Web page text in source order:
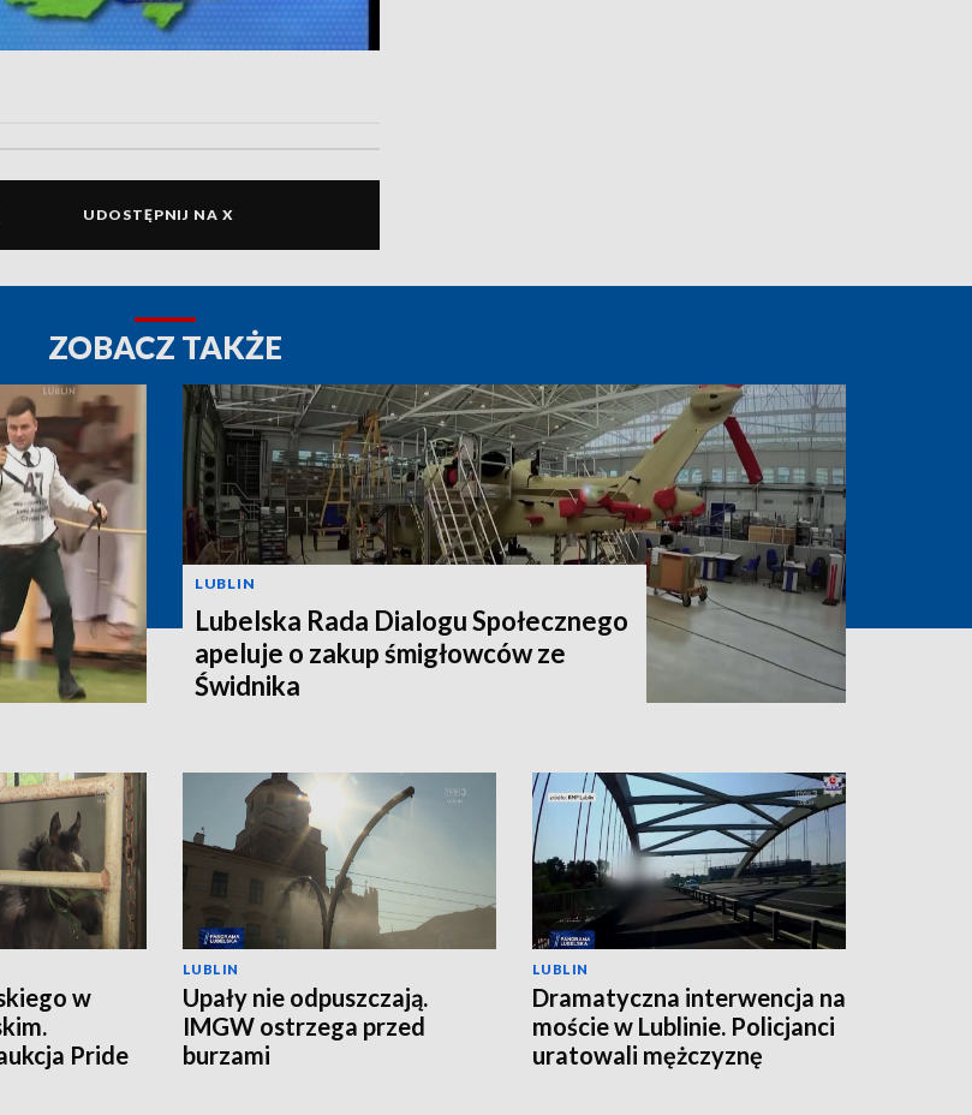
UDOSTĘPNIJ NA X
ZOBACZ TAKŻE
LUBLIN
Lubelska Rada Dialogu Społecznego
apeluje o zakup śmigłowców ze
Świdnika
w
Pride
LUBLIN
Upały nie odpuszczają.
IMGW ostrzega przed
burzami
LUBLIN
Dramatyczna interwencja na
moście w Lublinie. Policjanci
uratowali mężczyznę